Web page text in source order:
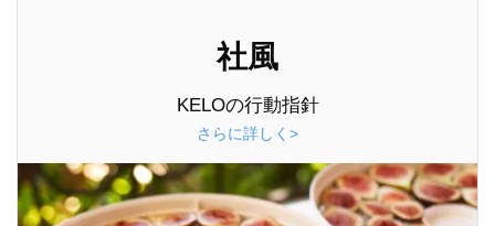
社風
KELOの行動指針
さらに詳しく>